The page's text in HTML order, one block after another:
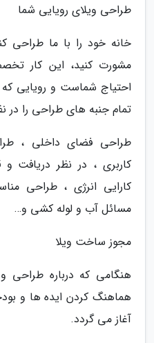
طراحی ویلای رویایی شما
خانه خود را با ما طراحی
مشورت کنید، این کار
احتیاج شماست و رویایی
تمام جنبه های طراحی را در
طراحی فضای داخلی ،
کاربری ، در نظر دریافت و
کارایی انرژی ، طراحی
مسائل آب و لوله کشی و…
مجوز ساخت ویلا
هنگامی که درباره طراحی
هماهنگ کردن ایده ها و
آغاز می گردد.